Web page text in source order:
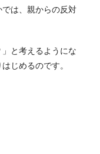
は、親からの反対
」と考えるようにな
じめるのです。